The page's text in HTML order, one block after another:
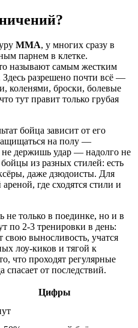
MMA, у многих сразу в
парнем в клетке.
называют самым жестким
Здесь разрешено почти всё —
коленями, броски, болевые
тут правит только грубая
бойца зависит от его
на полу —
держишь удар — надолго не
из разных стилей: есть
даже дзюдоисты. Для
где сходятся стили и
не только в поединке, но и в
по 2-3 тренировки в день:
выносливость, учатся
лоу-киков и тягой к
что проходят регулярные
от последствий.
Цифры